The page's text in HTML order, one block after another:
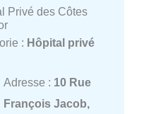
Privé des Côtes
: Hôpital privé
Adresse : 10 Rue
François Jacob,